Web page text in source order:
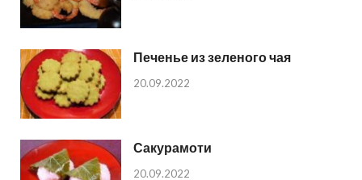
Печенье из зеленого чая
20.09.2022
Сакурамоти
20.09.2022